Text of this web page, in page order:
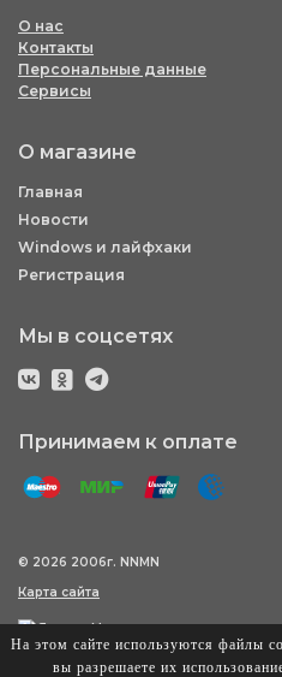
О нас
Контакты
Персональные данные
Сервисы
О магазине
Главная
Новости
Windows и лайфхаки
Регистрация
Мы в соцсетях
Принимаем к оплате
© 2026 2006г. NNMN
Карта сайта
На этом сайте используются файлы
вы разрешаете их